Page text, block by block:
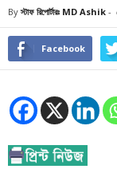
By স্টাফ রিপোর্টারঃ MD Ashik -
Facebook